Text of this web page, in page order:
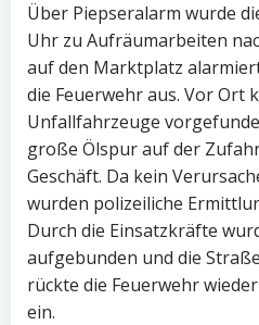
Über Piepseralarm wurde
Uhr zu Aufräumarbeiten
auf den Marktplatz
die Feuerwehr aus. Vor Ort
Unfallfahrzeuge
große Ölspur auf der
Geschäft. Da kein
wurden polizeiliche
Durch die Einsatzkräfte
aufgebunden und die
rückte die Feuerwehr
ein.